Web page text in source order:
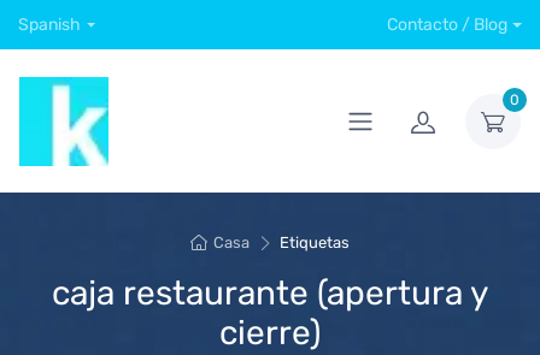
Spanish Contacto / Blog
0
Casa Etiquetas
caja restaurante (apertura y
cierre)